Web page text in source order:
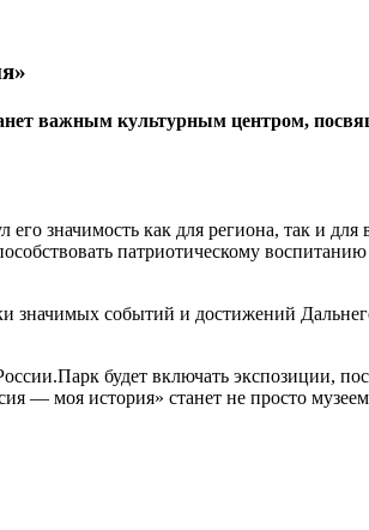
важным культурным центром,
значимость как для региона, так и для
патриотическому
значимых событий и достижений
будет включать экспозиции,
— моя история» станет не просто